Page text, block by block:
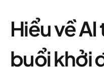
Hiểu về
buổi khởi